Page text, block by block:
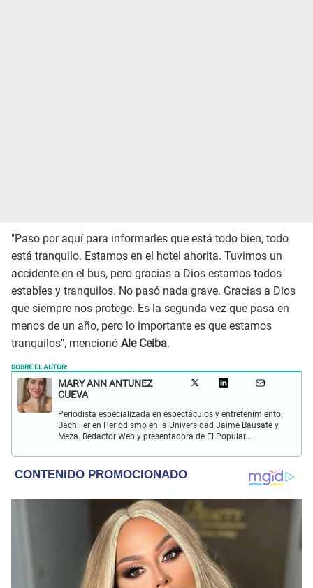
"Paso por aquí para informarles que está todo bien, todo
está tranquilo. Estamos en el hotel ahorita. Tuvimos un
accidente en el bus, pero gracias a Dios estamos todos
estables y tranquilos. No pasó nada grave. Gracias a Dios
que siempre nos protege. Es la segunda vez que pasa en
menos de un año, pero lo importante es que estamos
tranquilos", mencionó Ale Ceiba.
SOBRE EL AUTOR:
MARY ANN ANTUNEZ
CUEVA
Periodista especializada en espectáculos y entretenimiento.
Bachiller en Periodismo en la Universidad Jaime Bausate y
Meza. Redactor Web y presentadora de El Popular.
y espectáculos internacional.